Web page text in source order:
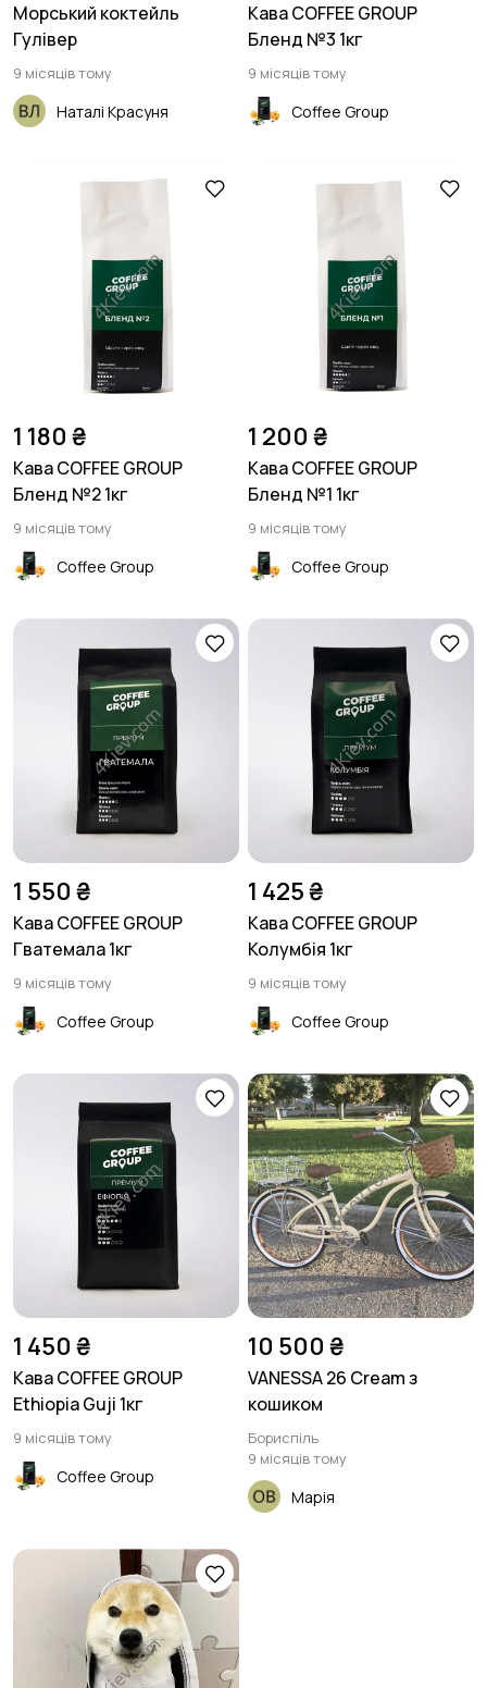
Морський коктейль
Гулівер
9 місяців тому
Наталі Красуня
Кава COFFEE GROUP
Бленд №3 1кг
9 місяців тому
Coffee Group
1 180 ₴
Кава COFFEE GROUP
Бленд №2 1кг
9 місяців тому
Coffee Group
1 200 ₴
Кава COFFEE GROUP
Бленд №1 1кг
9 місяців тому
Coffee Group
1 550 ₴
Кава COFFEE GROUP
Гватемала 1кг
9 місяців тому
Coffee Group
1 425 ₴
Кава COFFEE GROUP
Колумбія 1кг
9 місяців тому
Coffee Group
1 450 ₴
Кава COFFEE GROUP
Ethiopia Guji 1кг
9 місяців тому
Coffee Group
10 500 ₴
VANESSA 26 Cream з
кошиком
Бориспіль
9 місяців тому
Марія